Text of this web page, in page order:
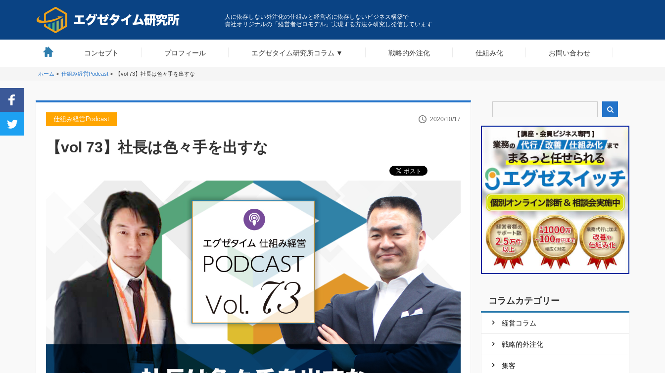
人に依存しない外注化の仕組みと経営者に依存しないビジネス構築で
貴社オリジナルの「経営者ゼロモデル」実現する方法を研究し発信しています
コンセプト プロフィール エグゼタイム研究所コラム 戦略的外注化 仕組み化 お問い合わせ
ホーム > 仕組み経営Podcast > 【vol 73】社長は色々手を出すな
仕組み経営Podcast 2020/10/17
【vol 73】社長は色々手を出すな

コラムカテゴリー
経営コラム
戦略的外注化
集客